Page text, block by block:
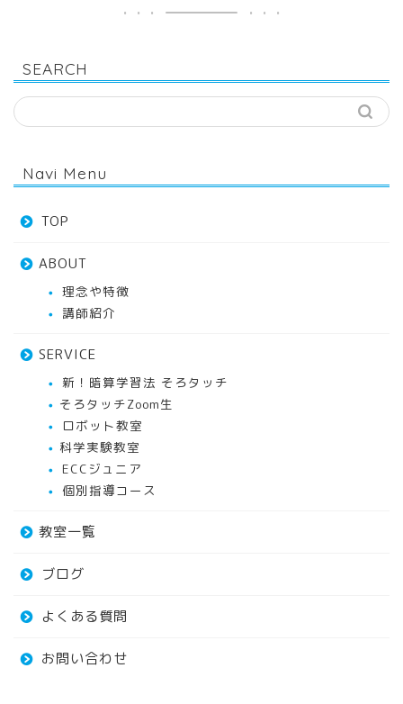
SEARCH
Navi Menu
TOP
ABOUT
理念や特徴
講師紹介
SERVICE
新！暗算学習法 そろタッチ
そろタッチZoom生
ロボット教室
科学実験教室
ECCジュニア
個別指導コース
教室一覧
ブログ
よくある質問
お問い合わせ